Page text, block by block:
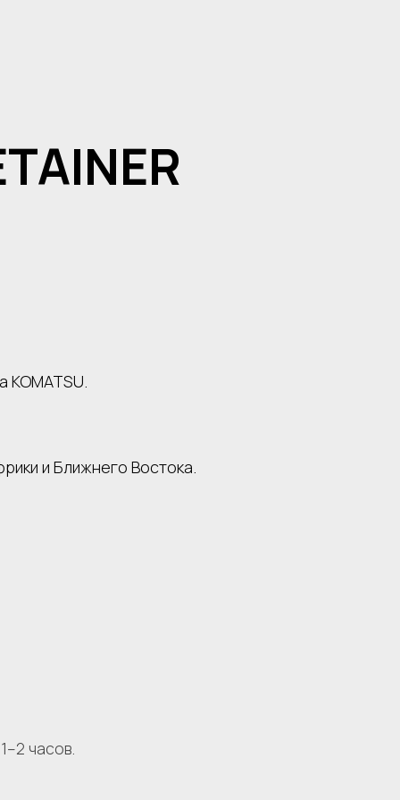
KOMATSU.
и Ближнего Востока.
часов.